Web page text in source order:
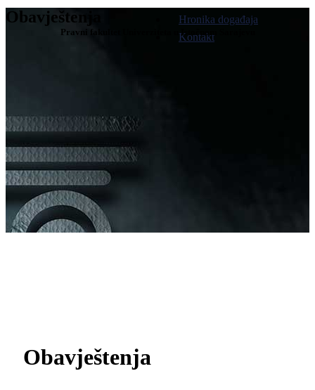
Hronika događaja
Kontakt
Obavještenja
Pravni fakultet Univerziteta u Istočnom Sarajevu
Obavještenja